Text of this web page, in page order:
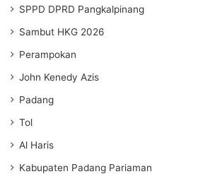
SPPD DPRD Pangkalpinang
Sambut HKG 2026
Perampokan
John Kenedy Azis
Padang
Tol
Al Haris
Kabupaten Padang Pariaman